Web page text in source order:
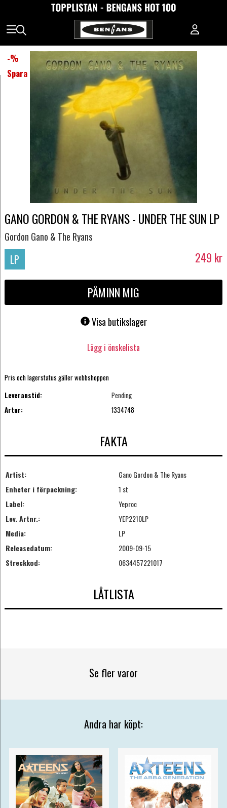
-%
Spara
GANO GORDON & THE RYANS - UNDER THE SUN LP
Gordon Gano & The Ryans
LP 249 kr
PÅMINN MIG
Visa butikslager
Lägg i önskelista
Pris och lagerstatus gäller webbshoppen
Leveranstid:
Pending
Artnr:
1334748
FAKTA
Artist:
Gano Gordon & The Ryans
Enheter i förpackning:
1 st
Label:
Yeproc
Lev. Artnr.:
YEP2210LP
Media:
LP
Releasedatum:
2009-09-15
Streckkod:
0634457221017
LÅTLISTA
Se fler varor
Andra har köpt: